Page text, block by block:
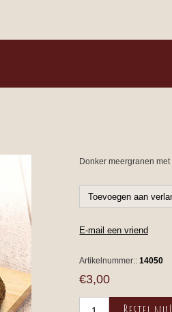
Donker meergranen
Artikelnummer:: 14050
€3,00